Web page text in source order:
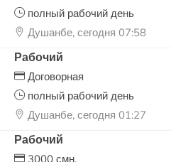
полный рабочий день
Душанбе, сегодня 07:58
Рабочий
Договорная
полный рабочий день
Душанбе, сегодня 01:27
Рабочий